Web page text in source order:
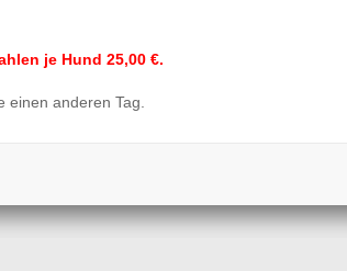
je Hund 25,00 €.
einen anderen Tag.